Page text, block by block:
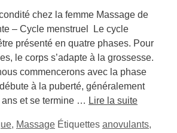
chez la femme Massage de
– Cycle menstruel Le cycle
présenté en quatre phases. Pour
le corps s’adapte à la grossesse.
commencerons avec la phase
à la puberté, généralement
ans et se termine … Lire la suite
, Massage Étiquettes anovulants,